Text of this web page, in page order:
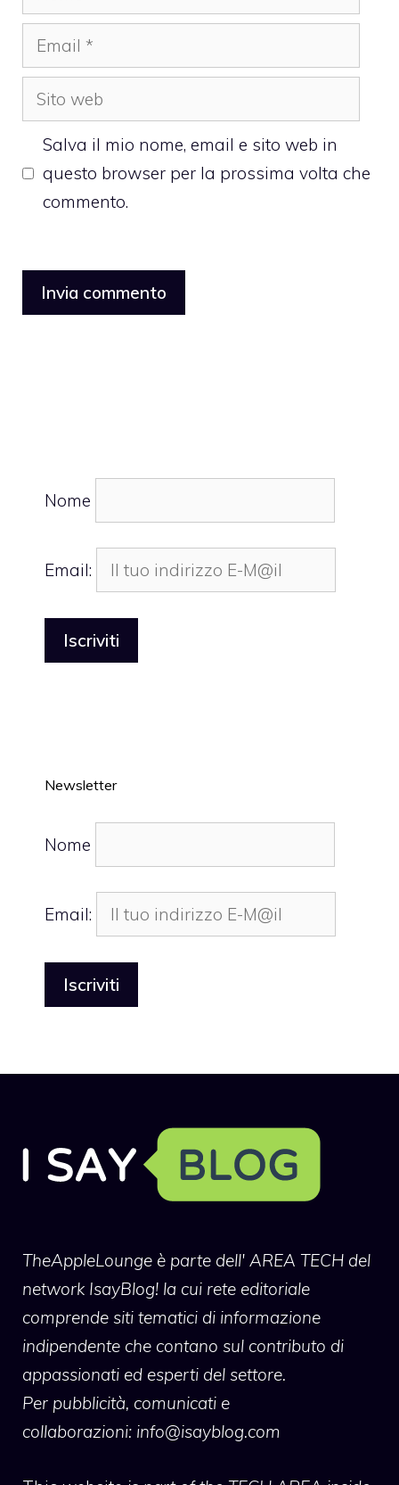
Email
Sito
web
Salva il mio nome, email e sito web in
questo browser per la prossima volta che
commento.
Nome
Email:
Newsletter
Nome
Email:
TheAppleLounge è parte dell' AREA TECH del
network IsayBlog! la cui rete editoriale
comprende siti tematici di informazione
indipendente che contano sul contributo di
appassionati ed esperti del settore.
Per pubblicità, comunicati e
collaborazioni: info@isayblog.com